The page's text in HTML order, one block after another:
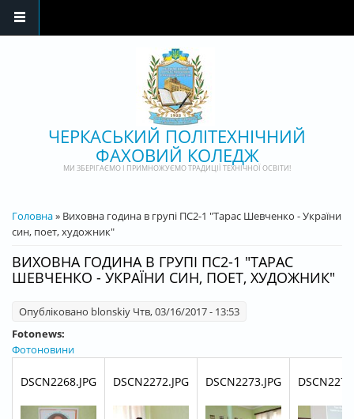
ЧЕРКАСЬКИЙ ПОЛІТЕХНІЧНИЙ
ФАХОВИЙ КОЛЕДЖ
МИ ЗБЕРІГАЄМО І ПРИМНОЖУЄМО ТРАДИЦІЇ ТЕХНІЧНОЇ ОСВІТИ!
ВИ Є ТУТ
Головна» Виховна година в групі ПС2-1 "Тарас Шевченко - України
син, поет, художник"
ВИХОВНА ГОДИНА В ГРУПІ ПС2-1 "ТАРАС
ШЕВЧЕНКО - УКРАЇНИ СИН, ПОЕТ, ХУДОЖНИК"
Опубліковано blonskiy Чтв, 03/16/2017 - 13:53
Fotonews:
Фотоновини
DSCN2268.JPG DSCN2272.JPG DSCN2273.JPG